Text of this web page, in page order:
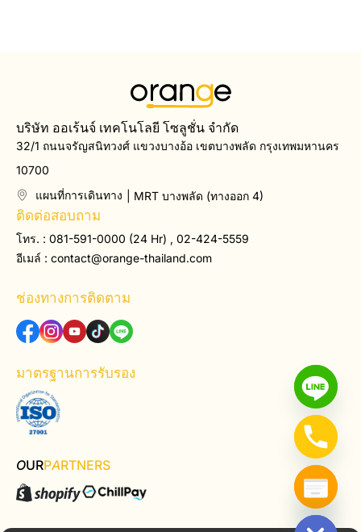
บริษัท ออเร้นจ์ เทคโนโลยี โซลูชั่น จำกัด
32/1 ถนนจรัญสนิทวงศ์ แขวงบางอ้อ เขตบางพลัด กรุงเทพมหานคร
10700
แผนที่การเดินทาง
| MRT บางพลัด (ทางออก 4)
ติดต่อสอบถาม
โทร. : 081-591-0000 (24 Hr) , 02-424-5559
อีเมล์ : contact@orange-thailand.com
ช่องทางการติดตาม
มาตรฐานการรับรอง
OURPARTNERS
Hide chaty